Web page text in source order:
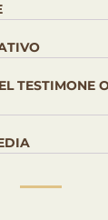
TESTIMONE